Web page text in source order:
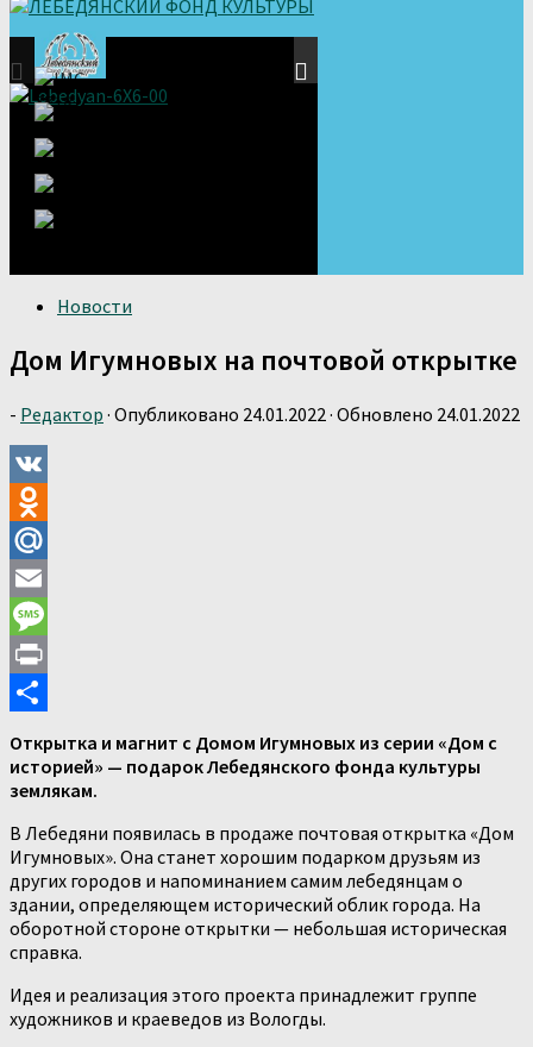
Новости
Дом Игумновых на почтовой открытке
- Редактор · Опубликовано 24.01.2022 · Обновлено 24.01.2022
VK
Odnoklassniki
Mail.Ru
Email
Message
Print
Открытка и магнит с Домом Игумновых из серии «Дом с
историей» — подарок Лебедянского фонда культуры
землякам.
В Лебедяни появилась в продаже почтовая открытка «Дом
Игумновых». Она станет хорошим подарком друзьям из
других городов и напоминанием самим лебедянцам о
здании, определяющем исторический облик города. На
оборотной стороне открытки — небольшая историческая
справка.
Идея и реализация этого проекта принадлежит группе
художников и краеведов из Вологды.